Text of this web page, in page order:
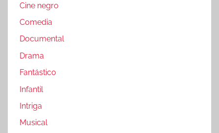
Cine negro
Comedia
Documental
Drama
Fantástico
Infantil
Intriga
Musical